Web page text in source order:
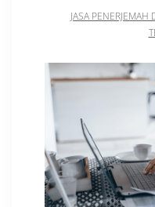
JASA PENERJEMAH